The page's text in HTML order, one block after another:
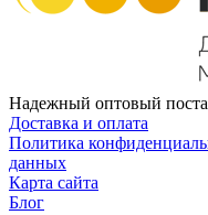
Надежный оптовый
Доставка и оплата
Политика
данных
Карта сайта
Блог